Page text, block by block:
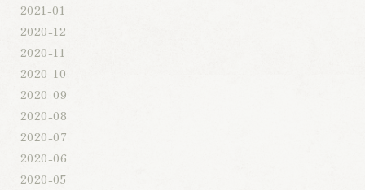
2021-01
2020-12
2020-11
2020-10
2020-09
2020-08
2020-07
2020-06
2020-05